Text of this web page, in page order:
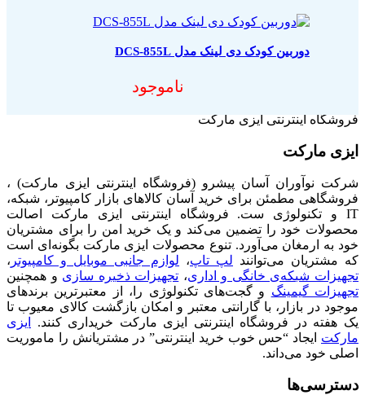
دوربین کودک دی لینک مدل DCS-855L
ناموجود
فروشگاه اینترنتی ایزی مارکت
ایزی مارکت
شرکت نوآوران آسان پیشرو (فروشگاه اینترنتی ایزی مارکت) ،
فروشگاهی مطمئن برای خرید آسان کالاهای بازار کامپیوتر، شبکه،
IT و تکنولوژی ست. فروشگاه اینترنتی ایزی مارکت اصالت
محصولات خود را تضمین می‌کند و یک خرید امن را برای مشتریان
خود به ارمغان می‌آورد. تنوع محصولات ایزی مارکت بگونه‌ای است
که مشتریان می‌توانند لپ تاپ، لوازم جانبی موبایل و کامپیوتر ،
تجهیزات شبکه‌ی خانگی و اداری، تجهیزات ذخیره سازی و همچنین
تجهیزات گیمینگ و گجت‌های تکنولوژی را، از معتبرترین برندهای
موجود در بازار، با گارانتی معتبر و امکان بازگشت کالای معیوب تا
یک هفته در فروشگاه اینترنتی ایزی مارکت خریداری کنند.
ایزی
مارکت ایجاد “حس خوب خرید اینترنتی” در مشتریانش را ماموریت
اصلی خود می‌داند.
دسترسی‌ها